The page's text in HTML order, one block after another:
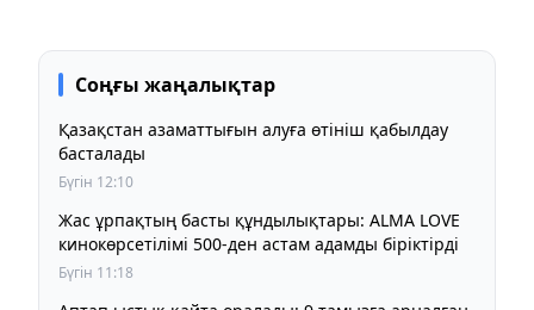
Соңғы жаңалықтар
Қазақстан азаматтығын алуға өтініш қабылдау
басталады
Бүгін 12:10
Жас ұрпақтың басты құндылықтары: ALMA LOVE
кинокөрсетілімі 500-ден астам адамды біріктірді
Бүгін 11:18